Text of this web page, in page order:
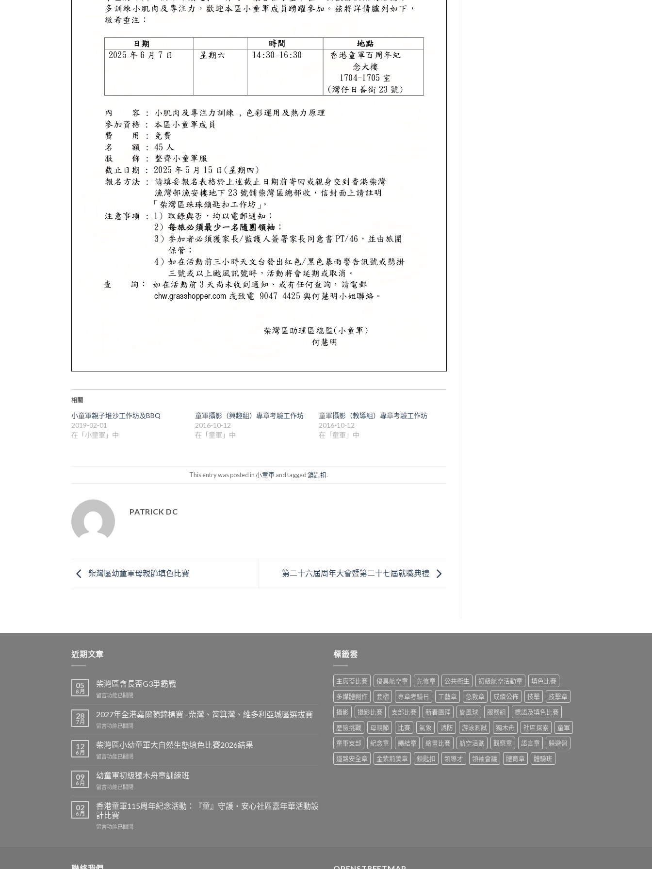
相關
小童軍親子堆沙工作坊及BBQ
2019-02-01
在「小童軍」中
童軍攝影（興趣組）專章考驗工作坊
2016-10-12
在「童軍」中
童軍攝影（教導組）專章考驗工作坊
2016-10-12
在「童軍」中
This entry was posted in小童軍 and tagged鎖匙扣.
PATRICK DC
柴灣區幼童軍母親節填色比賽 第二十六屆周年大會暨第二十七屆就職典禮
近期文章
05
8 月
柴灣區會長盃G3爭霸戰
在
灣
會
盃
G3
爭
戰〉
中
留言功能已關閉
28
7 月
2027年全港嘉爾頓錦標賽 –柴灣、筲箕灣、維多利亞城區選拔賽
在
年
全
港
爾
頓
錦
賽
–
柴
維
留言功能已關閉
12
6 月
柴灣區小幼童軍大自然生態填色比賽2026結果
在
灣
區
小
童
軍
自
填
留言功能已關閉
09
6 月
幼童軍初級獨木舟章訓練班
在
童
軍
初
級
留言功能已關閉
02
6 月
香港童軍115周年紀念活動：『童』守護‧安心社區嘉年華活動設
計比賽
在
115
留言功能已關閉
標籤雲
主席盃比賽 優異航空章 先修章 公共䘙生 初級航空活動章
填色比賽
多媒體創作
套槢 專章考驗日 工藝章 急救章 成績公佈 技擊
技擊章
攝影
攝影比賽 支部比賽 新春團拜 旋風球 服務組
標語及填色比賽
歷險挑戰
母親節 比賽 氣象 消防 游泳測試 獨木舟 社區探索
童軍
童軍支部
紀念章 繩結章 繪畫比賽 航空活動 觀察章 語言章
躲避盤
道路安全章
金紫荊獎章 鎖匙扣 領導才 領袖會議 體育章 體驗班